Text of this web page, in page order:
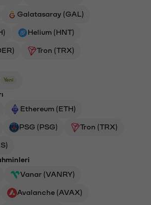
Galatasaray (GAL)
Helium (HNT)
Tron (TRX)
Yeni
Ethereum (ETH)
PSG (PSG) Tron (TRX)
Vanar (VANRY)
Avalanche (AVAX)